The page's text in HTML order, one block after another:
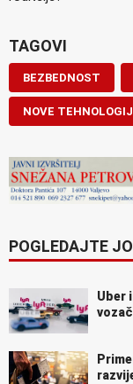
TAGOVI
BEZBEDNOST
NOVE
POGLEDAJTE
Uber